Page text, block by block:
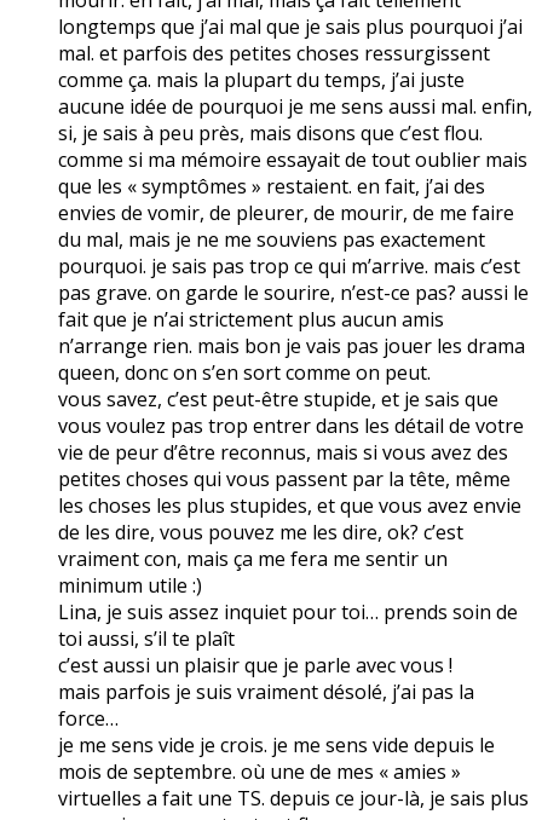
longtemps que j’ai mal que je sais plus pourquoi j’ai
mal. et parfois des petites choses ressurgissent
comme ça. mais la plupart du temps, j’ai juste
aucune idée de pourquoi je me sens aussi mal. enfin,
si, je sais à peu près, mais disons que c’est flou.
comme si ma mémoire essayait de tout oublier mais
que les « symptômes » restaient. en fait, j’ai des
envies de vomir, de pleurer, de mourir, de me faire
du mal, mais je ne me souviens pas exactement
pourquoi. je sais pas trop ce qui m’arrive. mais c’est
pas grave. on garde le sourire, n’est-ce pas? aussi le
fait que je n’ai strictement plus aucun amis
n’arrange rien. mais bon je vais pas jouer les drama
queen, donc on s’en sort comme on peut.
vous savez, c’est peut-être stupide, et je sais que
vous voulez pas trop entrer dans les détail de votre
vie de peur d’être reconnus, mais si vous avez des
petites choses qui vous passent par la tête, même
les choses les plus stupides, et que vous avez envie
de les dire, vous pouvez me les dire, ok? c’est
vraiment con, mais ça me fera me sentir un
minimum utile :)
Lina, je suis assez inquiet pour toi… prends soin de
toi aussi, s’il te plaît
c’est aussi un plaisir que je parle avec vous !
mais parfois je suis vraiment désolé, j’ai pas la
force…
je me sens vide je crois. je me sens vide depuis le
mois de septembre. où une de mes « amies »
virtuelles a fait une TS. depuis ce jour-là, je sais plus